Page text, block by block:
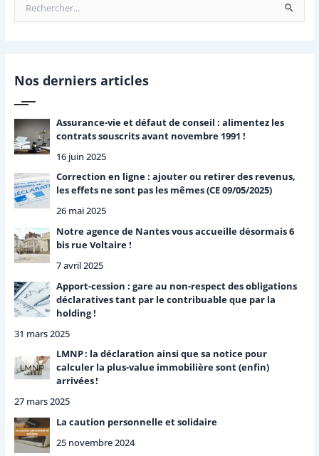
e
r
h
e
r
Nos derniers articles
Assurance-vie et défaut de conseil : alimentez les
contrats souscrits avant novembre 1991 !
16 juin 2025
Correction en ligne : ajouter ou retirer des revenus,
les effets ne sont pas les mêmes (CE 09/05/2025)
26 mai 2025
Notre agence de Nantes vous accueille désormais 6
bis rue Voltaire !
7 avril 2025
Apport-cession : gare au non-respect des obligations
déclaratives tant par le contribuable que par la
holding !
31 mars 2025
LMNP : la déclaration ainsi que sa notice pour
calculer la plus-value immobilière sont (enfin)
arrivées !
27 mars 2025
La caution personnelle et solidaire
25 novembre 2024